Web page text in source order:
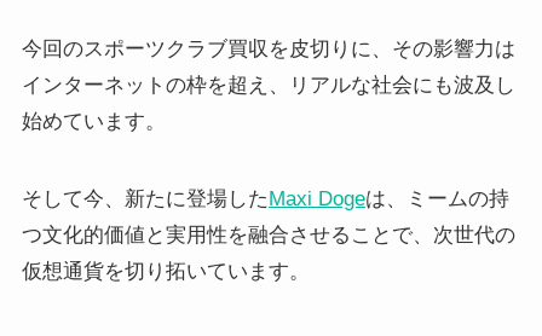
今回のスポーツクラブ買収を皮切りに、その影響力は
インターネットの枠を超え、リアルな社会にも波及し
始めています。
そして今、新たに登場した Maxi Dogeは、ミームの持
つ文化的価値と実用性を融合させることで、次世代の
仮想通貨を切り拓いています。